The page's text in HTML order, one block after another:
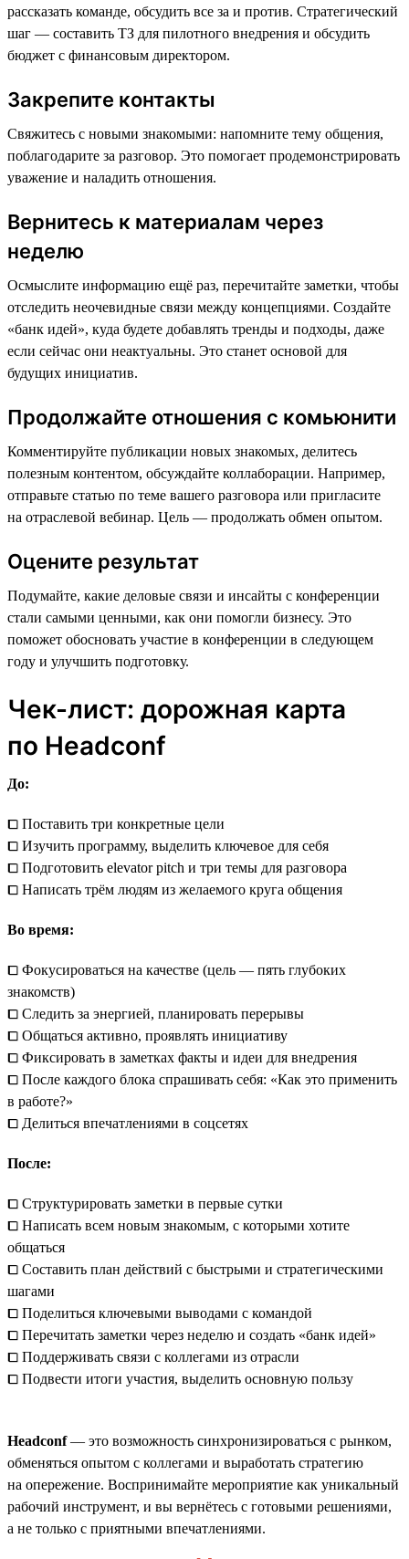
рассказать команде, обсудить все за и против. Стратегический
шаг — составить ТЗ для пилотного внедрения и обсудить
бюджет с финансовым директором.
Закрепите контакты
Свяжитесь с новыми знакомыми: напомните тему общения,
поблагодарите за разговор. Это помогает продемонстрировать
уважение и наладить отношения.
Вернитесь к материалам через
неделю
Осмыслите информацию ещё раз, перечитайте заметки, чтобы
отследить неочевидные связи между концепциями. Создайте
«банк идей», куда будете добавлять тренды и подходы, даже
если сейчас они неактуальны. Это станет основой для
будущих инициатив.
Продолжайте отношения с комьюнити
Комментируйте публикации новых знакомых, делитесь
полезным контентом, обсуждайте коллаборации. Например,
отправьте статью по теме вашего разговора или пригласите
на отраслевой вебинар. Цель — продолжать обмен опытом.
Оцените результат
Подумайте, какие деловые связи и инсайты с конференции
стали самыми ценными, как они помогли бизнесу. Это
поможет обосновать участие в конференции в следующем
году и улучшить подготовку.
Чек-лист: дорожная карта
по Headсonf
До:
⧠ Поставить три конкретные цели
⧠ Изучить программу, выделить ключевое для себя
⧠ Подготовить elevator pitch и три темы для разговора
⧠ Написать трём людям из желаемого круга общения
Во время:
⧠ Фокусироваться на качестве (цель — пять глубоких
знакомств)
⧠ Следить за энергией, планировать перерывы
⧠ Общаться активно, проявлять инициативу
⧠ Фиксировать в заметках факты и идеи для внедрения
⧠ После каждого блока спрашивать себя: «Как это применить
в работе?»
⧠ Делиться впечатлениями в соцсетях
После:
⧠ Структурировать заметки в первые сутки
⧠ Написать всем новым знакомым, с которыми хотите
общаться
⧠ Составить план действий с быстрыми и стратегическими
шагами
⧠ Поделиться ключевыми выводами с командой
⧠ Перечитать заметки через неделю и создать «банк идей»
⧠ Поддерживать связи с коллегами из отрасли
⧠ Подвести итоги участия, выделить основную пользу
Headсonf— это возможность синхронизироваться с рынком,
обменяться опытом с коллегами и выработать стратегию
на опережение. Воспринимайте мероприятие как уникальный
рабочий инструмент, и вы вернётесь с готовыми решениями,
а не только с приятными впечатлениями.